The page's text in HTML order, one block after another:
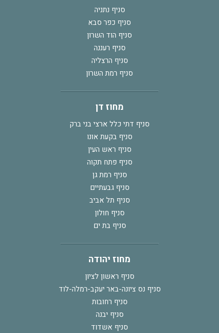
סניף נתניה
סניף כפר סבא
סניף הוד השרון
סניף רעננה
סניף הרצליה
סניף רמת השרון
מחוז דן
סניף דתי כלל ארצי בני ברק
סניף בקעת אונו
סניף ראש העין
סניף פתח תקוה
סניף רמת גן
סניף גבעתיים
סניף תל אביב
סניף חולון
סניף בת ים
מחוז יהודה
סניף ראשון לציון
סניף נס ציונה-באר יעקב-רמלה-לוד
סניף רחובות
סניף יבנה
סניף אשדוד